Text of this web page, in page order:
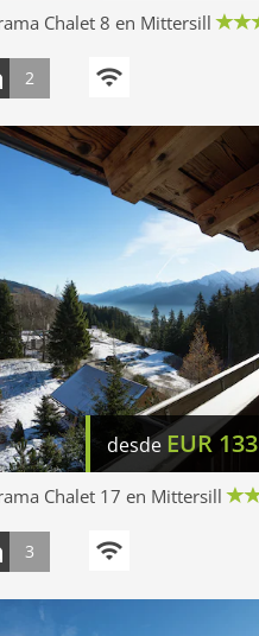
Chalet 8 en Mittersill
2
desde EUR 133
Chalet 17 en Mittersill
3